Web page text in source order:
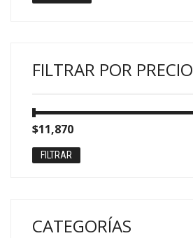
FILTRAR POR PRECIO
Precio
mínimo
Precio
máximo
FILTRAR
$11,870
CATEGORÍAS